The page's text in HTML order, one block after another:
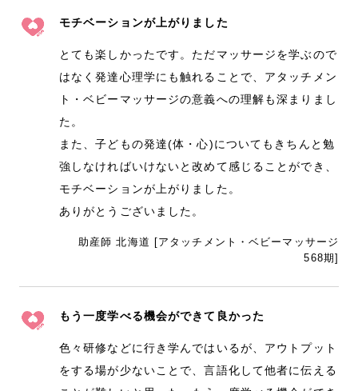
モチベーションが上がりました
とても楽しかったです。ただマッサージを学ぶので
はなく発達心理学にも触れることで、アタッチメン
ト・ベビーマッサージの意義への理解も深まりまし
た。
また、子どもの発達(体・心)についてもきちんと勉
強しなければいけないと改めて感じることができ、
モチベーションが上がりました。
ありがとうございました。
助産師 北海道 [アタッチメント・ベビーマッサージ
568期]
もう一度学べる機会ができて良かった
色々研修などに行き学んではいるが、アウトプット
をする場が少ないことで、言語化して他者に伝える